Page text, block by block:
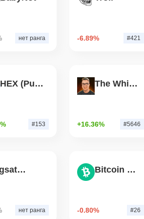
$7.4 млрд Wrapped
Exodus LayerZero,
нет ранга -6.89% #421
HEX (Pulsechain)
#153
The White Bull
+16.36% #5646
Bangsat 666
нет ранга
Bitcoin Cash
-0.80% #26